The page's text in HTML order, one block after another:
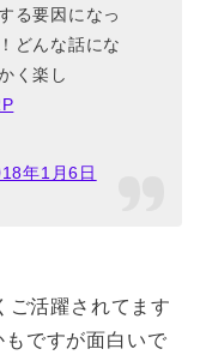
る要因になっ
どんな話にな
く楽し
年1月6日
ご活躍されてます
ですが面白いで